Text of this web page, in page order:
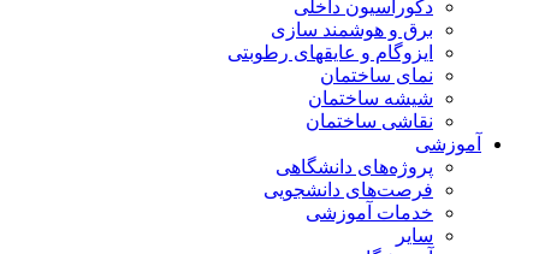
دکوراسیون داخلی
برق و هوشمند سازی
ایزوگام و عایقهای رطوبتی
نمای ساختمان
شیشه ساختمان
نقاشی ساختمان
آموزشی
پروژه‌های دانشگاهی
فرصت‌های دانشجویی
خدمات آموزشی
سایر